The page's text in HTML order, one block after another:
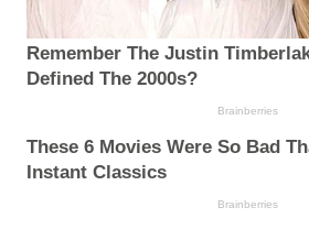
Remember The Justin
Defined The 2000s?
Brainberries
These 6 Movies Were So Bad
Instant Classics
Brainberries